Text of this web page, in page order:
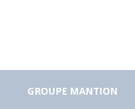
GROUPE MANTION